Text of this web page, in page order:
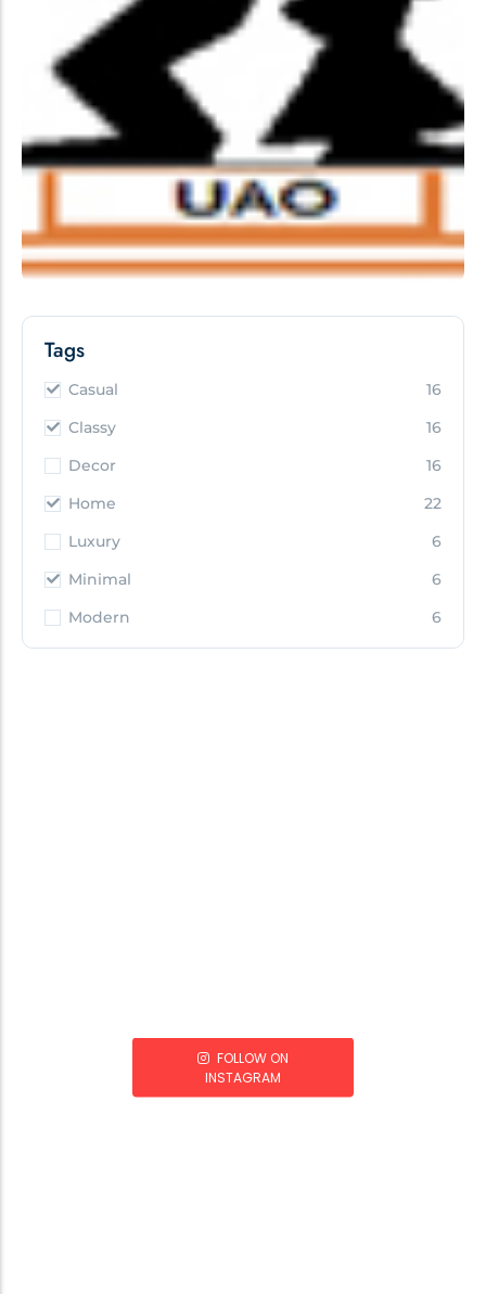
Tags
Casual
16
Classy
16
Decor
16
Home
22
Luxury
6
Minimal
6
Modern
6
FOLLOW ON
INSTAGRAM